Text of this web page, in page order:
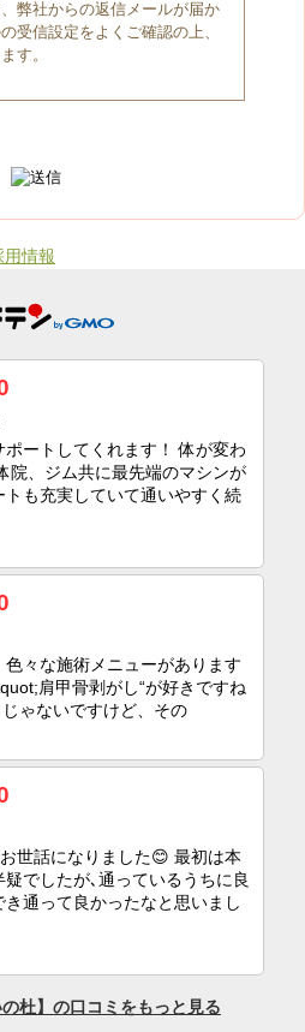
弊社からの返信メールが届か
受信設定をよくご確認の上、
す。